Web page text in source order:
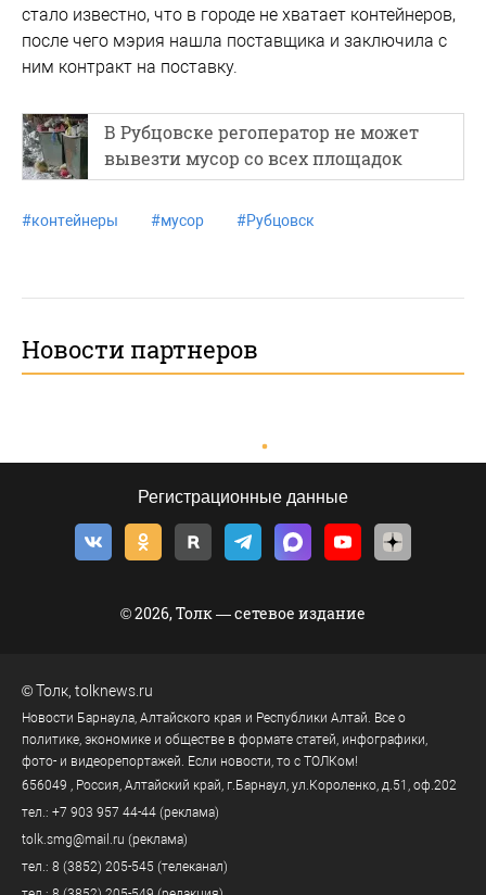
стало известно, что в городе не хватает контейнеров,
после чего мэрия нашла поставщика и заключила с
ним контракт на поставку.
В Рубцовске регоператор не может
вывезти мусор со всех площадок
#контейнеры #мусор #Рубцовск
Новости партнеров
Регистрационные данные
© 2026, Толк — сетевое издание
©Толк tolknews.ru
Новости Барнаула, Алтайского края и Республики Алтай. Все о
политике, экономике и обществе в формате статей, инфографики,
фото- и видеорепортажей. Если новости, то с ТОЛКом!
656049 , Россия, Алтайский край, г.Барнаул, ул.Короленко, д.51, оф.202
тел.: +7 903 957 44-44 (реклама)
tolk.smg@mail.ru (реклама)
тел.: 8 (3852) 205-545 (телеканал)